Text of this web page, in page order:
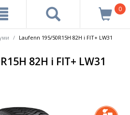
0
Laufenn 195/50R15H 82H i FIT+ LW31
82H i FIT+ LW31